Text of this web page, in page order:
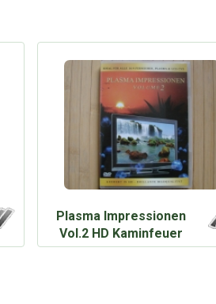
Plasma Impressionen
Vol.2 HD Kaminfeuer